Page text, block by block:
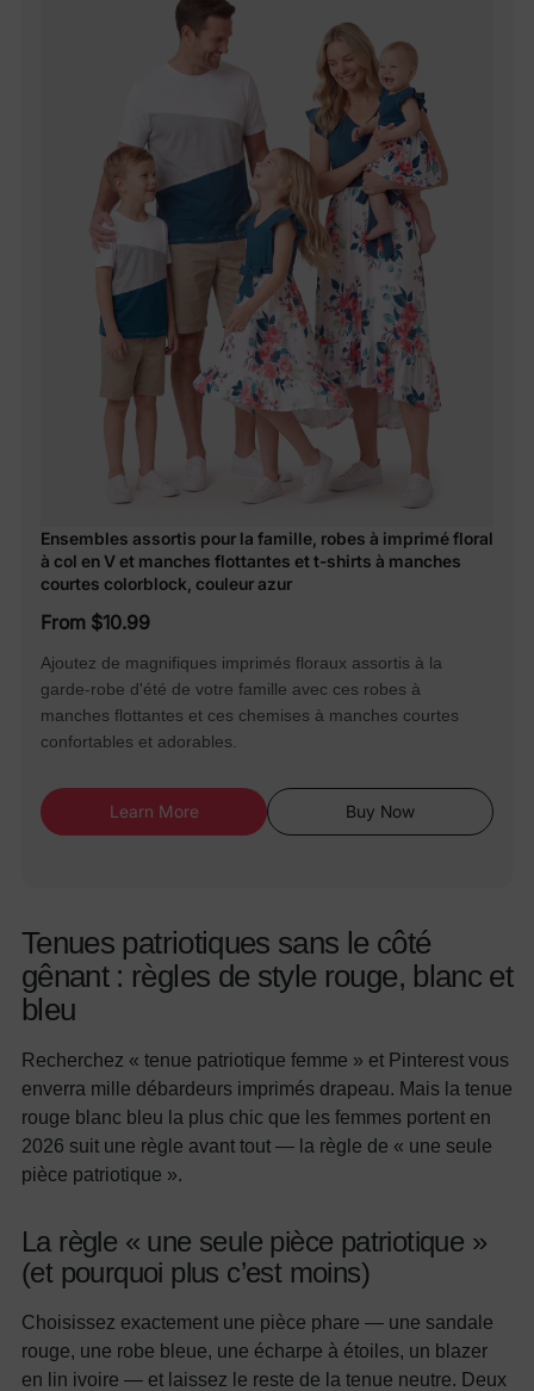
Ensembles assortis pour la famille, robes à imprimé floral
à col en V et manches flottantes et t-shirts à manches
courtes colorblock, couleur azur
From $10.99
Ajoutez de magnifiques imprimés floraux assortis à la
garde-robe d'été de votre famille avec ces robes à
manches flottantes et ces chemises à manches courtes
confortables et adorables.
Learn More Buy Now
Tenues patriotiques sans le côté
gênant : règles de style rouge, blanc et
bleu
Recherchez « tenue patriotique femme » et Pinterest vous
enverra mille débardeurs imprimés drapeau. Mais la tenue
rouge blanc bleu la plus chic que les femmes portent en
2026 suit une règle avant tout — la règle de « une seule
pièce patriotique ».
La règle « une seule pièce patriotique »
(et pourquoi plus c’est moins)
Choisissez exactement une pièce phare — une sandale
rouge, une robe bleue, une écharpe à étoiles, un blazer
en lin ivoire — et laissez le reste de la tenue neutre. Deux